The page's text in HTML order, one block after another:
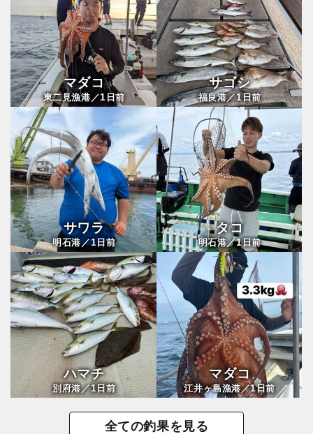
マダコ
東二見漁港／1 日前
サゴシ
福良港／1日前
サワラ
明石港／1日前
タコ
明石港／1日前
ハマチ
別府港／1日前
マダコ
江井ヶ島漁港／1日前
全ての釣果を見る